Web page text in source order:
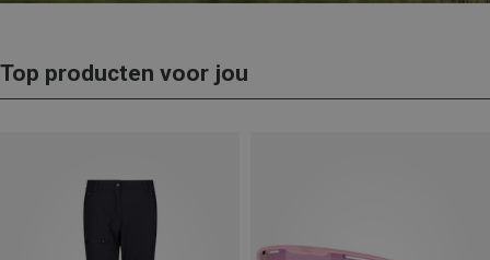
Top producten voor jou